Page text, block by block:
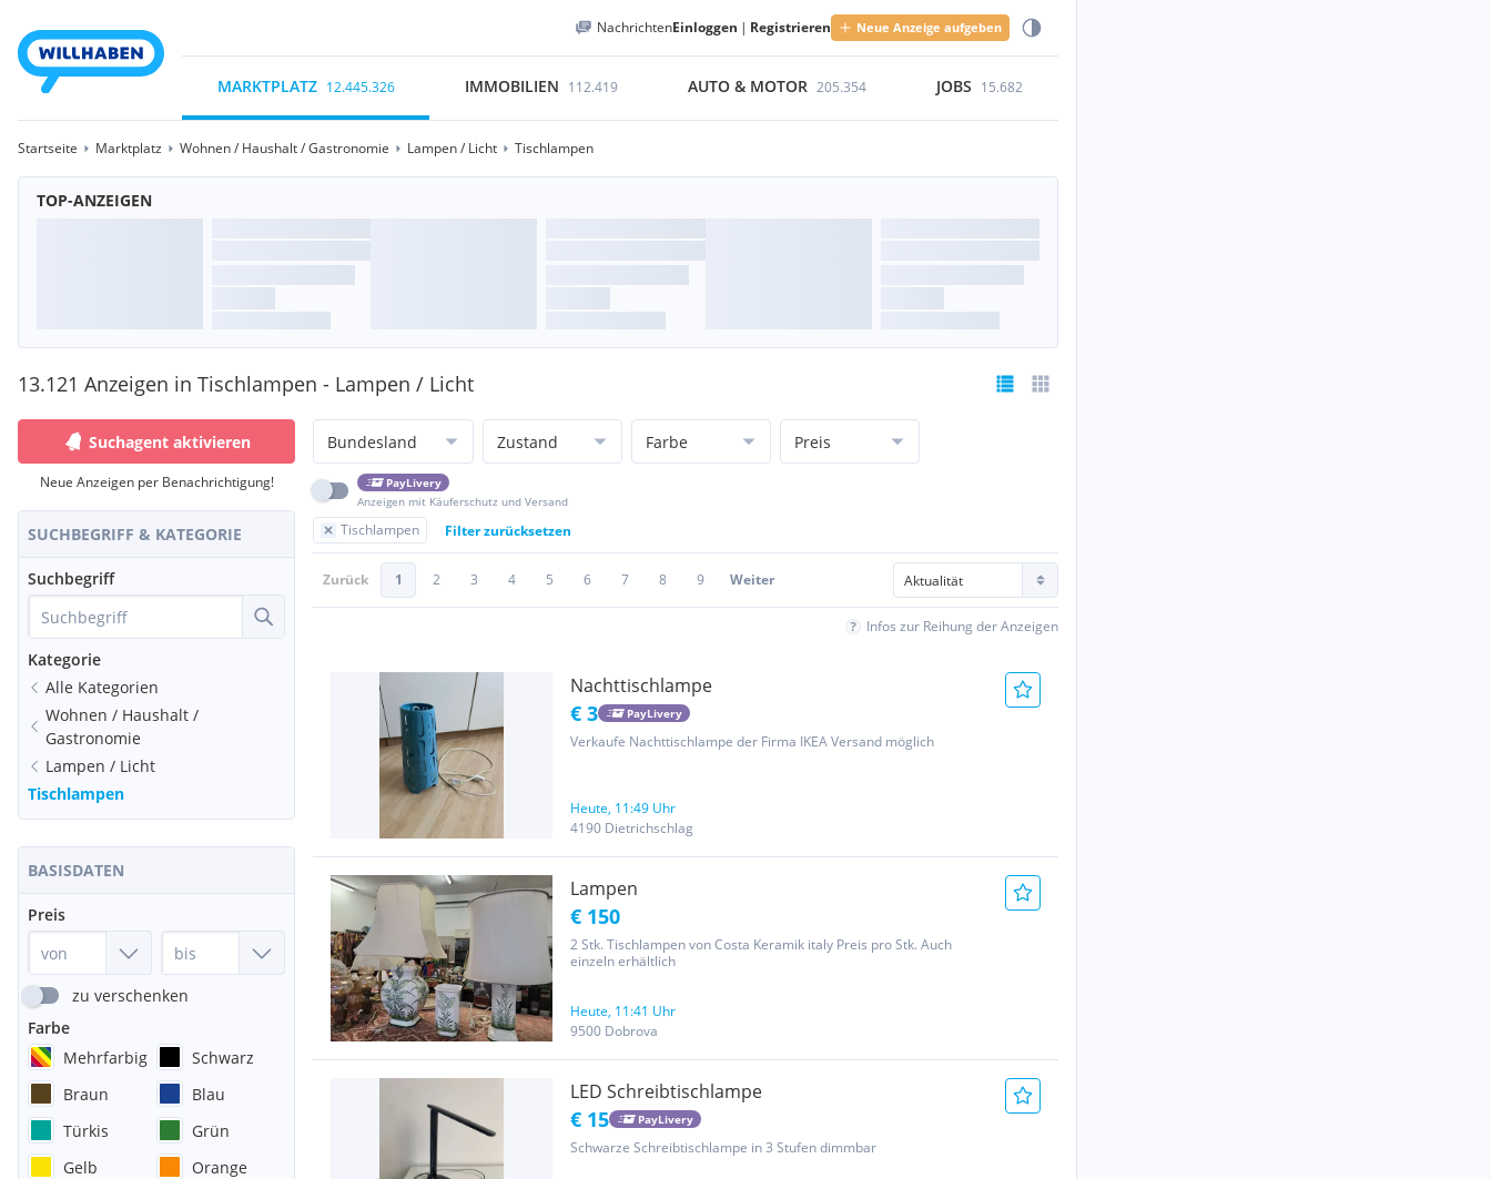
NachrichtenEinloggen | Registrieren Neue Anzeige aufgeben
MARKTPLATZ 12.445.326 IMMOBILIEN 112.419 AUTO & MOTOR 205.354 JOBS 15.682
Startseite Marktplatz Wohnen / Haushalt / Gastronomie Lampen / Licht Tischlampen
TOP-ANZEIGEN
13.121 Anzeigen in Tischlampen - Lampen / Licht
Suchagent aktivieren
Neue Anzeigen per Benachrichtigung!
SUCHBEGRIFF & KATEGORIE
Suchbegriff
Kategorie
Alle Kategorien
Wohnen / Haushalt /
Gastronomie
Lampen / Licht
Tischlampen
BASISDATEN
Preis
zu verschenken
Farbe
Mehrfarbig
Schwarz
Braun
Blau
Türkis
Grün
Gelb
Orange
Bundesland Zustand Farbe Preis
PayLivery
Anzeigen mit Käuferschutz und Versand
Tischlampen Filter zurücksetzen
Zurück 1 2 3 4 5 6 7 8 9 Weiter
Infos zur Reihung der Anzeigen
Nachttischlampe
€ 3 PayLivery
Verkaufe Nachttischlampe der Firma IKEA Versand möglich
Heute, 11:49 Uhr
4190 Dietrichschlag
Lampen
€ 150
2 Stk. Tischlampen von Costa Keramik italy Preis pro Stk. Auch
einzeln erhältlich
Heute, 11:41 Uhr
9500 Dobrova
LED Schreibtischlampe
€ 15 PayLivery
Schwarze Schreibtischlampe in 3 Stufen dimmbar